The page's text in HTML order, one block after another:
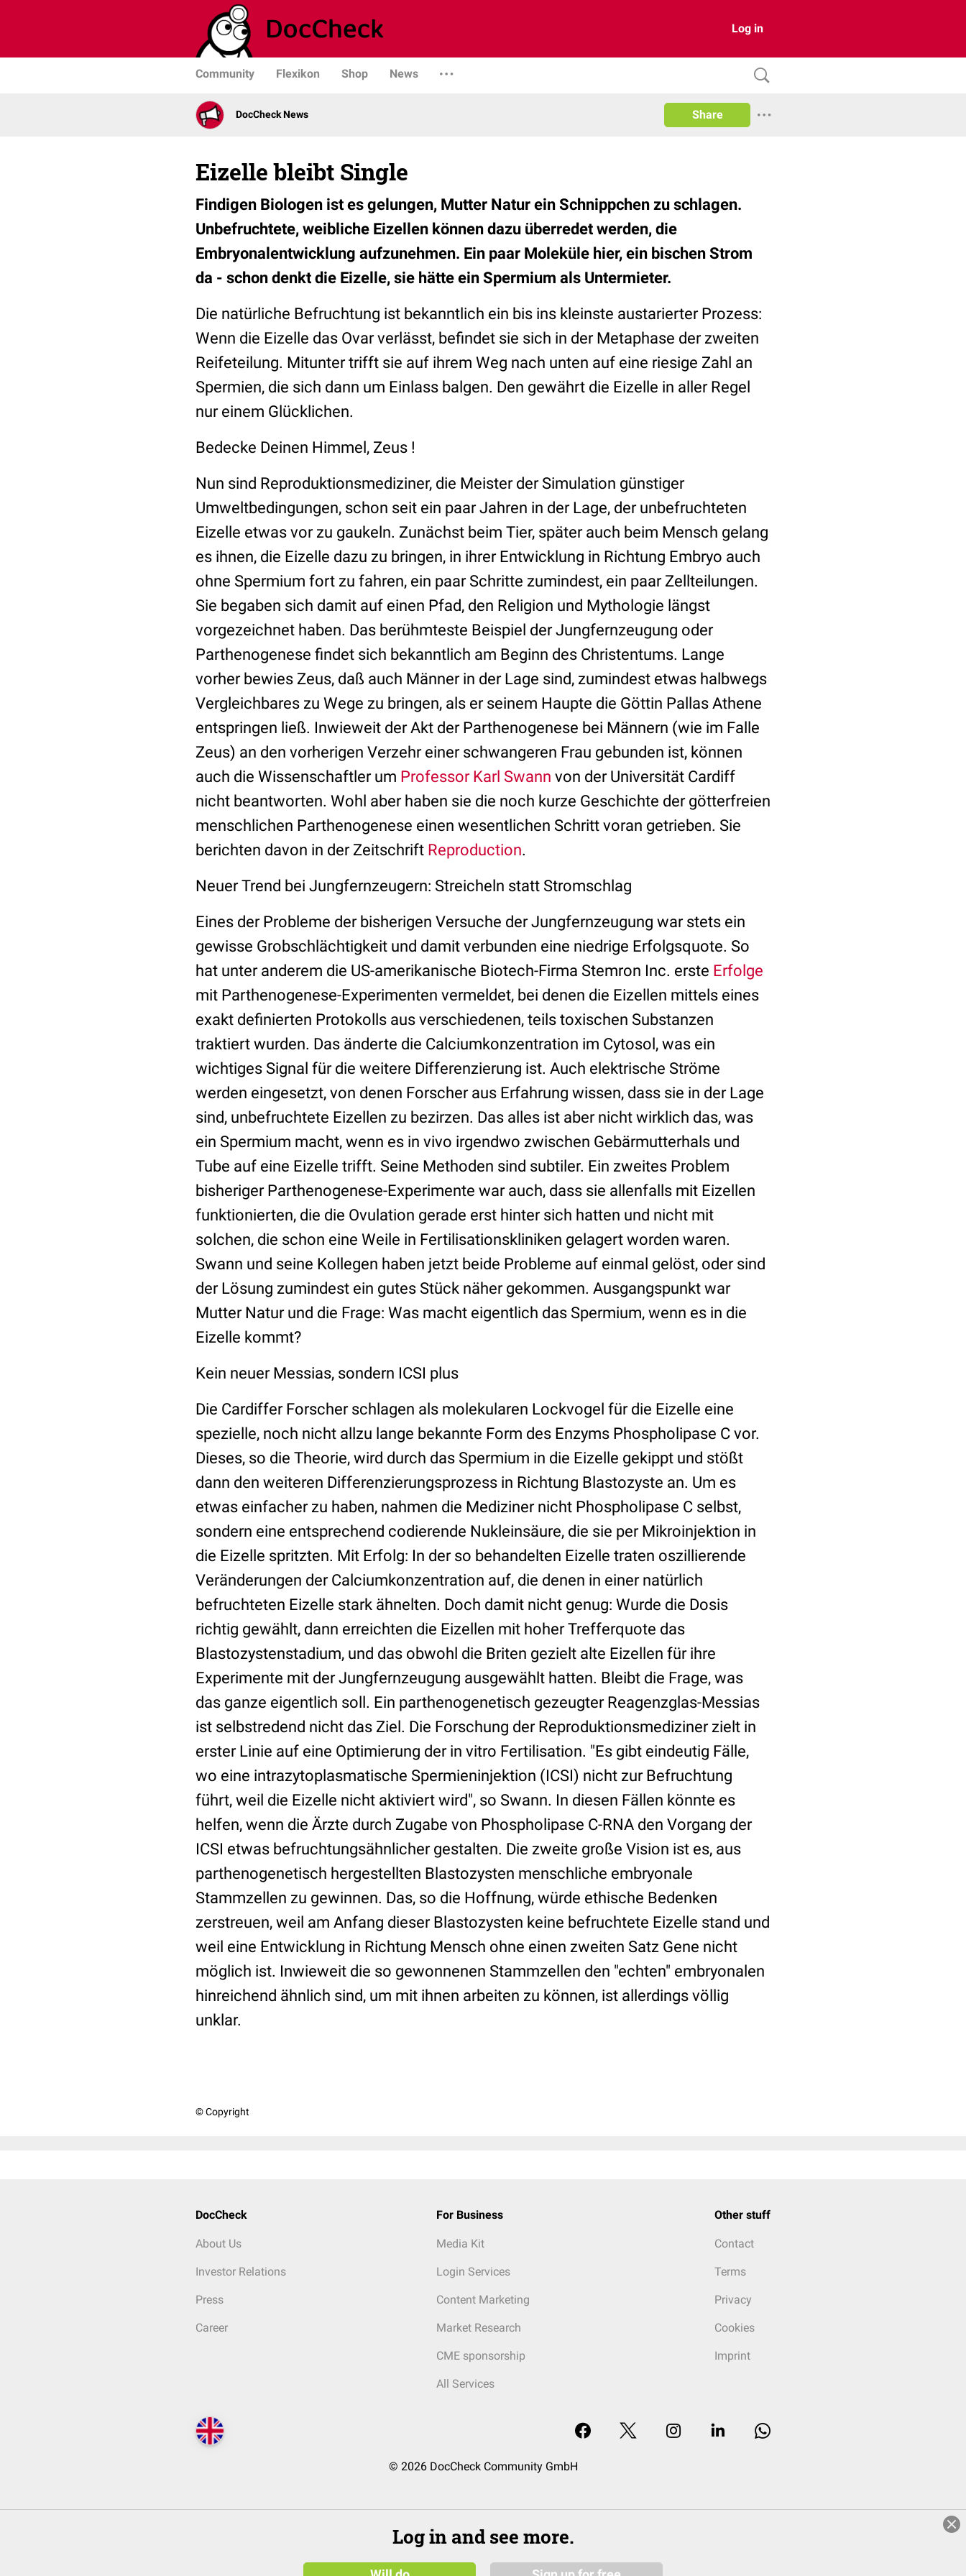
Log in
Community Flexikon Shop News
DocCheck News Share
Eizelle bleibt Single
Findigen Biologen ist es gelungen, Mutter Natur ein Schnippchen zu schlagen.
Unbefruchtete, weibliche Eizellen können dazu überredet werden, die
Embryonalentwicklung aufzunehmen. Ein paar Moleküle hier, ein bischen Strom
da - schon denkt die Eizelle, sie hätte ein Spermium als Untermieter.
Die natürliche Befruchtung ist bekanntlich ein bis ins kleinste austarierter Prozess:
Wenn die Eizelle das Ovar verlässt, befindet sie sich in der Metaphase der zweiten
Reifeteilung. Mitunter trifft sie auf ihrem Weg nach unten auf eine riesige Zahl an
Spermien, die sich dann um Einlass balgen. Den gewährt die Eizelle in aller Regel
nur einem Glücklichen.
Bedecke Deinen Himmel, Zeus !
Nun sind Reproduktionsmediziner, die Meister der Simulation günstiger
Umweltbedingungen, schon seit ein paar Jahren in der Lage, der unbefruchteten
Eizelle etwas vor zu gaukeln. Zunächst beim Tier, später auch beim Mensch gelang
es ihnen, die Eizelle dazu zu bringen, in ihrer Entwicklung in Richtung Embryo auch
ohne Spermium fort zu fahren, ein paar Schritte zumindest, ein paar Zellteilungen.
Sie begaben sich damit auf einen Pfad, den Religion und Mythologie längst
vorgezeichnet haben. Das berühmteste Beispiel der Jungfernzeugung oder
Parthenogenese findet sich bekanntlich am Beginn des Christentums. Lange
vorher bewies Zeus, daß auch Männer in der Lage sind, zumindest etwas halbwegs
Vergleichbares zu Wege zu bringen, als er seinem Haupte die Göttin Pallas Athene
entspringen ließ. Inwieweit der Akt der Parthenogenese bei Männern (wie im Falle
Zeus) an den vorherigen Verzehr einer schwangeren Frau gebunden ist, können
auch die Wissenschaftler um Professor Karl Swann von der Universität Cardiff
nicht beantworten. Wohl aber haben sie die noch kurze Geschichte der götterfreien
menschlichen Parthenogenese einen wesentlichen Schritt voran getrieben. Sie
berichten davon in der Zeitschrift Reproduction.
Neuer Trend bei Jungfernzeugern: Streicheln statt Stromschlag
Eines der Probleme der bisherigen Versuche der Jungfernzeugung war stets ein
gewisse Grobschlächtigkeit und damit verbunden eine niedrige Erfolgsquote. So
hat unter anderem die US-amerikanische Biotech-Firma Stemron Inc. erste Erfolge
mit Parthenogenese-Experimenten vermeldet, bei denen die Eizellen mittels eines
exakt definierten Protokolls aus verschiedenen, teils toxischen Substanzen
traktiert wurden. Das änderte die Calciumkonzentration im Cytosol, was ein
wichtiges Signal für die weitere Differenzierung ist. Auch elektrische Ströme
werden eingesetzt, von denen Forscher aus Erfahrung wissen, dass sie in der Lage
sind, unbefruchtete Eizellen zu bezirzen. Das alles ist aber nicht wirklich das, was
ein Spermium macht, wenn es in vivo irgendwo zwischen Gebärmutterhals und
Tube auf eine Eizelle trifft. Seine Methoden sind subtiler. Ein zweites Problem
bisheriger Parthenogenese-Experimente war auch, dass sie allenfalls mit Eizellen
funktionierten, die die Ovulation gerade erst hinter sich hatten und nicht mit
solchen, die schon eine Weile in Fertilisationskliniken gelagert worden waren.
Swann und seine Kollegen haben jetzt beide Probleme auf einmal gelöst, oder sind
der Lösung zumindest ein gutes Stück näher gekommen. Ausgangspunkt war
Mutter Natur und die Frage: Was macht eigentlich das Spermium, wenn es in die
Eizelle kommt?
Kein neuer Messias, sondern ICSI plus
Die Cardiffer Forscher schlagen als molekularen Lockvogel für die Eizelle eine
spezielle, noch nicht allzu lange bekannte Form des Enzyms Phospholipase C vor.
Dieses, so die Theorie, wird durch das Spermium in die Eizelle gekippt und stößt
dann den weiteren Differenzierungsprozess in Richtung Blastozyste an. Um es
etwas einfacher zu haben, nahmen die Mediziner nicht Phospholipase C selbst,
sondern eine entsprechend codierende Nukleinsäure, die sie per Mikroinjektion in
die Eizelle spritzten. Mit Erfolg: In der so behandelten Eizelle traten oszillierende
Veränderungen der Calciumkonzentration auf, die denen in einer natürlich
befruchteten Eizelle stark ähnelten. Doch damit nicht genug: Wurde die Dosis
richtig gewählt, dann erreichten die Eizellen mit hoher Trefferquote das
Blastozystenstadium, und das obwohl die Briten gezielt alte Eizellen für ihre
Experimente mit der Jungfernzeugung ausgewählt hatten. Bleibt die Frage, was
das ganze eigentlich soll. Ein parthenogenetisch gezeugter Reagenzglas-Messias
ist selbstredend nicht das Ziel. Die Forschung der Reproduktionsmediziner zielt in
erster Linie auf eine Optimierung der in vitro Fertilisation. "Es gibt eindeutig Fälle,
wo eine intrazytoplasmatische Spermieninjektion (ICSI) nicht zur Befruchtung
führt, weil die Eizelle nicht aktiviert wird", so Swann. In diesen Fällen könnte es
helfen, wenn die Ärzte durch Zugabe von Phospholipase C-RNA den Vorgang der
ICSI etwas befruchtungsähnlicher gestalten. Die zweite große Vision ist es, aus
parthenogenetisch hergestellten Blastozysten menschliche embryonale
Stammzellen zu gewinnen. Das, so die Hoffnung, würde ethische Bedenken
zerstreuen, weil am Anfang dieser Blastozysten keine befruchtete Eizelle stand und
weil eine Entwicklung in Richtung Mensch ohne einen zweiten Satz Gene nicht
möglich ist. Inwieweit die so gewonnenen Stammzellen den "echten" embryonalen
hinreichend ähnlich sind, um mit ihnen arbeiten zu können, ist allerdings völlig
unklar.
© Copyright
DocCheck
About Us
Investor Relations
Press
Career
For Business
Media Kit
Login Services
Content Marketing
Market Research
CME sponsorship
All Services
Other stuff
Contact
Terms
Privacy
Cookies
Imprint
© 2026 DocCheck Community GmbH
Log in and see more.